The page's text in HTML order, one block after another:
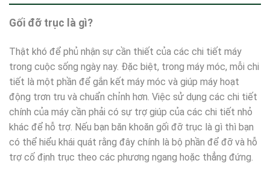
Gối đỡ trục là gì?
Thật khó để phủ nhận sự cần thiết của các chi tiết máy
trong cuộc sống ngày nay. Đặc biệt, trong máy móc, mỗi chi
tiết là một phần để gắn kết máy móc và giúp máy hoạt
động trơn tru và chuẩn chỉnh hơn. Việc sử dụng các chi tiết
chính của máy cần phải có sự trợ giúp của các chi tiết nhỏ
khác để hỗ trợ. Nếu bạn băn khoăn gối đỡ trục là gì thì bạn
có thể hiểu khái quát rằng đây chính là bộ phần để đỡ và hỗ
trợ cố định trục theo các phương ngang hoặc thẳng đứng.